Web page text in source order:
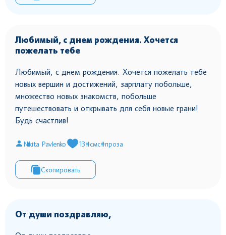
Любимый, с днем рождения. Хочется
пожелать тебе
Любимый, с днем рождения. Хочется пожелать тебе
новых вершин и достижений, зарплату побольше,
множество новых знакомств, побольше
путешествовать и открывать для себя новые грани!
Будь счастлив!
Nikita Pavlenko 13#смс#проза
Скопировать
От души поздравляю,